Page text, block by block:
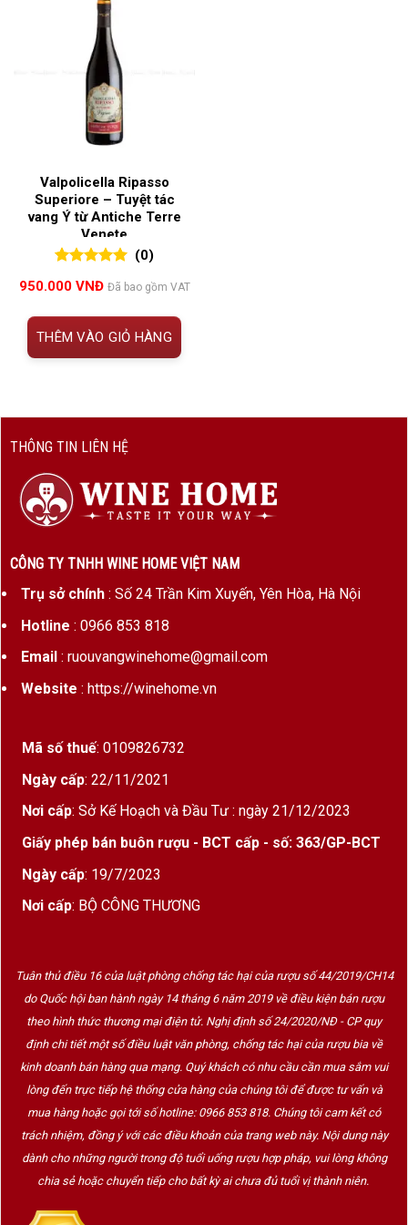
Valpolicella Ripasso
Superiore – Tuyệt tác
vang Ý từ Antiche Terre
Venete
đánh giá
(0)
950.000 VNĐ Đã bao gồm VAT
THÊM VÀO GIỎ HÀNG
THÔNG TIN LIÊN HỆ
CÔNG TY TNHH WINE HOME VIỆT NAM
Trụ sở chính: Số 24 Trần Kim Xuyến, Yên Hòa, Hà Nội
Hotline : 0966 853 818
Email : ruouvangwinehome@gmail.com
Website : https://winehome.vn
Mã số thuế: 0109826732
Ngày cấp: 22/11/2021
Nơi cấp: Sở Kế Hoạch và Đầu Tư : ngày 21/12/2023
Giấy phép bán buôn rượu - BCT cấp - số: 363/GP-BCT
Ngày cấp: 19/7/2023
Nơi cấp: BỘ CÔNG THƯƠNG
Tuân thủ điều 16 của luật phòng chống tác hại của rượu số 44/2019/CH14
do Quốc hội ban hành ngày 14 tháng 6 năm 2019 về điều kiện bán rượu
theo hình thức thương mại điện tử. Nghị định số 24/2020/NĐ - CP quy
định chi tiết một số điều luật văn phòng, chống tác hại của rượu bia về
kinh doanh bán hàng qua mạng. Quý khách có nhu cầu cần mua sắm vui
lòng đến trực tiếp hệ thống cửa hàng của chúng tôi để được tư vấn và
mua hàng hoặc gọi tới số hotline: 0966 853 818. Chúng tôi cam kết có
trách nhiệm, đồng ý với các điều khoản của trang web này. Nội dung này
dành cho những người trong độ tuổi uống rượu hợp pháp, vui lòng không
chia sẻ hoặc chuyển tiếp cho bất kỳ ai chưa đủ tuổi vị thành niên.